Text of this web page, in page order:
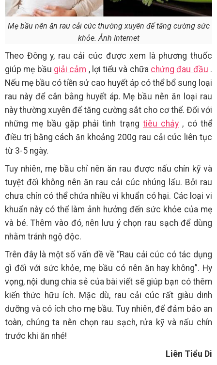
Mẹ bầu nên ăn rau cải cúc thường xuyên để tăng cường sức
khỏe. Ảnh Internet
Theo Đông y, rau cải cúc được xem là phương thuốc
giúp mẹ bầu giải cảm , lợi tiểu và chữa chứng đau đầu .
Nếu mẹ bầu có tiền sử cao huyết áp có thể bổ sung loại
rau này để cân bằng huyết áp. Mẹ bầu nên ăn loại rau
này thường xuyên để tăng cường sắt cho cơ thể. Đối với
những mẹ bầu gặp phải tình trạng tiêu chảy , có thể
điều trị bằng cách ăn khoảng 200g rau cải cúc liên tục
từ 3-5 ngày.
Tuy nhiên, mẹ bầu chỉ nên ăn rau được nấu chín kỹ và
tuyệt đối không nên ăn rau cải cúc nhúng lẩu. Bởi rau
chưa chín có thể chứa nhiều vi khuẩn có hại. Các loại vi
khuẩn này có thể làm ảnh hưởng đến sức khỏe của mẹ
và bé. Thêm vào đó, nên lưu ý chọn rau sạch để dùng
nhằm tránh ngộ độc.
Trên đây là một số vấn đề về “Rau cải cúc có tác dụng
gì đối với sức khỏe, mẹ bầu có nên ăn hay không”. Hy
vọng, nội dung chia sẻ của bài viết sẽ giúp bạn có thêm
kiến thức hữu ích. Mặc dù, rau cải cúc rất giàu dinh
dưỡng và có ích cho mẹ bầu. Tuy nhiên, để đảm bảo an
toàn, chúng ta nên chọn rau sạch, rửa kỹ và nấu chín
trước khi ăn nhé!
Liên Tiểu Di